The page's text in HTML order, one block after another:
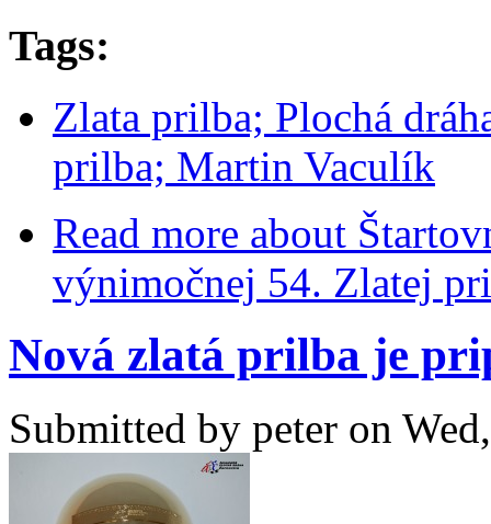
Tags:
Zlata prilba; Plochá
prilba; Martin Vaculík
Read more about
výnimočnej 54. Zlatej
Nová zlatá prilba je
Submitted by peter on